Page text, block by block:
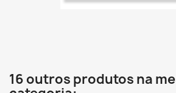
16 outros produtos na